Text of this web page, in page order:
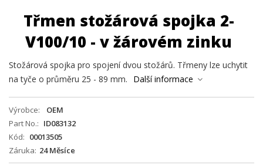
Třmen stožárová spojka 2-
V100/10 - v žárovém zinku
Stožárová spojka pro spojení dvou stožárů. Třmeny lze uchytit
na tyče o průměru 25 - 89 mm.
Další informace
Výrobce
OEM
Part No.
ID083132
Kód
00013505
Záruka 24 Měsíce